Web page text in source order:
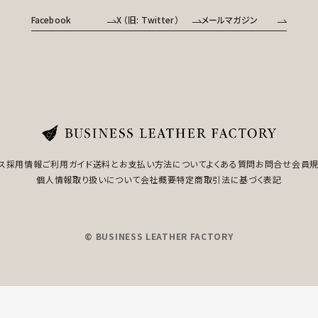
Facebook X （旧: Twitter） メールマガジン
採用情報ご利用ガイド送料とお支払い方法についてよくある質問お問合せ会員
個人情報取り扱いについて会社概要特定商取引法に基づく表記
© BUSINESS LEATHER FACTORY